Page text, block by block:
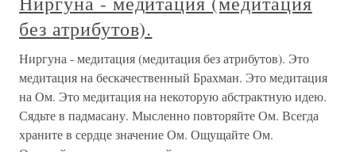
без атрибутов).
Ниргуна - медитация (медитация без атрибутов). Это
медитация на бескачественный Брахман. Это медитация
на Ом. Это медитация на некоторую абстрактную идею.
Сядьте в падмасану. Мысленно повторяйте Ом. Всегда
храните в сердце значение Ом. Ощущайте Ом.